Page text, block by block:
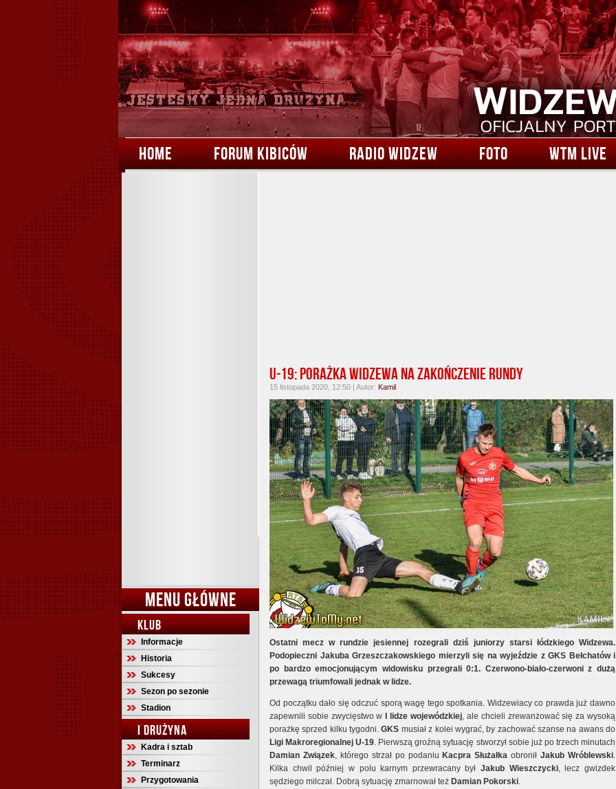
HOME FORUM KIBICÓW RADIO WIDZEW FOTO WTM LIVE
MENU GŁÓWNE
KLUB
Informacje
Historia
Sukcesy
Sezon po sezonie
Stadion
I DRUŻYNA
Kadra i sztab
Terminarz
Przygotowania
U-19: Porażka Widzewa na zakończenie rundy
15 listopada 2020, 12:50 | Autor: Kamil
Ostatni mecz w rundzie jesiennej rozegrali dziś juniorzy starsi łódzkiego Widzewa.
Podopieczni Jakuba Grzeszczakowskiego mierzyli się na wyjeździe z GKS Bełchatów i
po bardzo emocjonującym widowisku przegrali 0:1. Czerwono-biało-czerwoni z dużą
przewagą triumfowali jednak w lidze.
Od początku dało się odczuć sporą wagę tego spotkania. Widzewiacy co prawda już dawno
zapewnili sobie zwycięstwo w
I lidze wojewódzkiej, ale chcieli zrewanżować się za wysoką
porażkę sprzed kilku tygodni.GKS musiał z kolei wygrać, by zachować szanse na awans do
Ligi Makroregionalnej U-19. Pierwszą groźną sytuację stworzył sobie już po trzech minutach
Damian Związek, którego strzał po podaniu Kacpra SłużałkaobroniłJakub Wróblewski.
Kilka chwil później w polu karnym przewracany byłJakub Wieszczycki, lecz gwizdek
sędziego milczał. Dobrą sytuację zmarnował też Damian Pokorski.